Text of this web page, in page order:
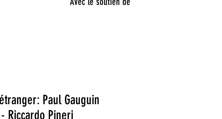
Paul Gauguin
Riccardo Pineri